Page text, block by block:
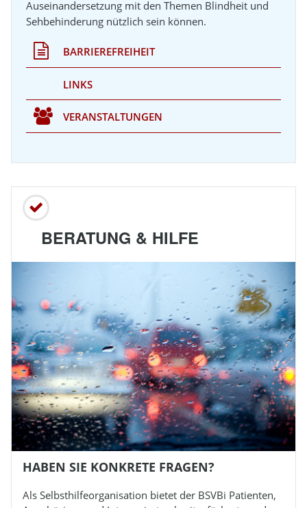
Auseinandersetzung mit den Themen Blindheit und
Sehbehinderung nützlich sein können.
BARRIEREFREIHEIT
LINKS
VERANSTALTUNGEN
BERATUNG & HILFE
HABEN SIE KONKRETE FRAGEN?
Als Selbsthilfeorganisation bietet der BSVBi Patienten,